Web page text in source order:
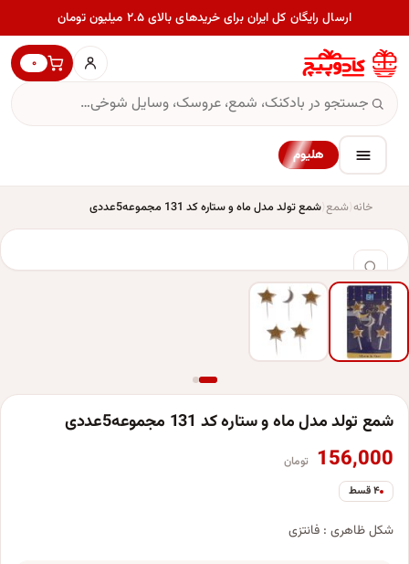
ارسال رایگان کل ایران برای خریدهای بالای ۲.۵ میلیون تومان
۰
هلیوم
خانه شمع شمع تولد مدل ماه و ستاره کد 131 مجموعه5عددی
شمع تولد مدل ماه و ستاره کد 131 مجموعه5عددی
156,000 تومان
۴ قسط
شکل ظاهری : فانتزی